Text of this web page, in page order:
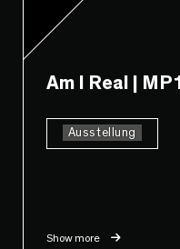
Am I Real | MP1
Ausstellung
Show more